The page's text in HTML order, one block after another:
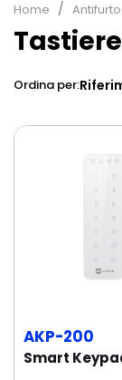
Home Antifurto
Ordina per:
AKP-200